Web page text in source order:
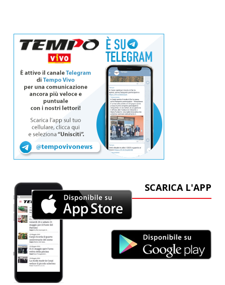
SCARICA L'APP